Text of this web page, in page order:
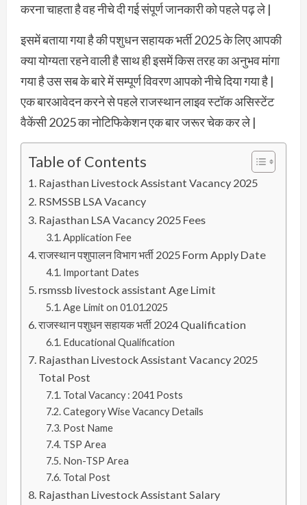
करना चाहता है वह नीचे दी गई संपूर्ण जानकारी को पहले पढ़ ले |
इसमें बताया गया है की पशुधन सहायक भर्ती 2025 के लिए आपकी
क्या योग्यता रहने वाली है साथ ही इसमें किस तरह का अनुभव मांगा
गया है उस सब के बारे में सम्पूर्ण विवरण आपको नीचे दिया गया है |
एक बारआवेदन करने से पहले राजस्थान लाइव स्टॉक असिस्टेंट
वैकेंसी 2025 का नोटिफिकेशन एक बार जरूर चेक कर ले |
Table of Contents
Rajasthan Livestock Assistant Vacancy 2025
RSMSSB LSA Vacancy
Rajasthan LSA Vacancy 2025 Fees
Application Fee
राजस्थान पशुपालन विभाग भर्ती 2025 Form Apply Date
Important Dates
rsmssb livestock assistant Age Limit
Age Limit on 01.01.2025
राजस्थान पशुधन सहायक भर्ती 2024 Qualification
Educational Qualification
Rajasthan Livestock Assistant Vacancy 2025
Total Post
Total Vacancy : 2041 Posts
Category Wise Vacancy Details
Post Name
TSP Area
Non-TSP Area
Total Post
Rajasthan Livestock Assistant Salary